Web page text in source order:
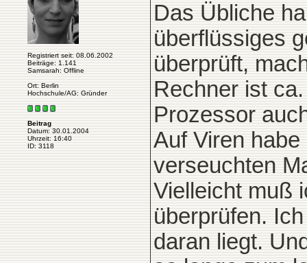
Registriert seit: 08.06.2002
Beiträge: 1.141
Samsarah: Offline
Ort: Berlin
Hochschule/AG: Gründer
Beitrag
Datum: 30.01.2004
Uhrzeit: 16:40
ID: 3118
Das Übliche
überflüssiges
überprüft,
Rechner ist
Prozessor
Auf Viren
verseuchten
Vielleicht muß
überprüfen.
daran liegt.